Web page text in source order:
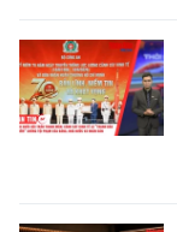
MUA BÁO
ĐỌC BÁO IN
ENGLISH